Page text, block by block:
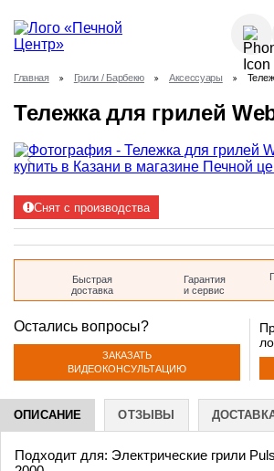
Позвонить
8 (937) 615-32-40
О КОМПАНИИ
КАК КУПИТЬ?
ГАЛЕРЕЯ
НОВОСТИ
35
Главная Грили / Барбекю Аксессуары
Тележка для грилей
Снят с производства
Остались вопросы?
ЗАКАЗАТЬ
ВИДЕОКОНСУЛЬТАЦИЮ
Быстрая
доставка
Гарантия
и сервис
ОПИСАНИЕ ОТЗЫВЫ
Подходит для: Электрические грили